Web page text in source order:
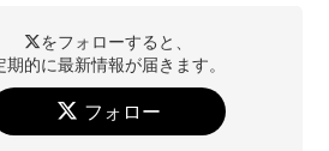
をフォローすると、
期的に最新情報が届きます。
フォロー